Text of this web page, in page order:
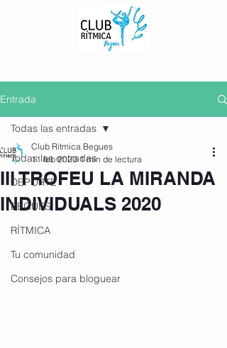
Entrada
Todas las entradas
DEPORTE
BEGUES
RÍTMICA
Tu comunidad
Consejos para bloguear
Todas las entradas
III TROFEU LA MIRANDA
INDIVIDUALS 2020
Club Ritmica Begues
11 feb 2020 1 min de lectura